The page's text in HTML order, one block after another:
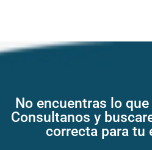
No encuentras lo
Consultanos y
correcta para tu